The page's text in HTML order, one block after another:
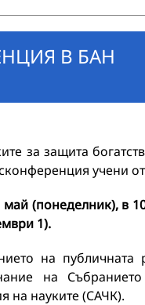
В БАН
за защита
учени
(понеделник), в
1).
на
на
на науките (САЧК).